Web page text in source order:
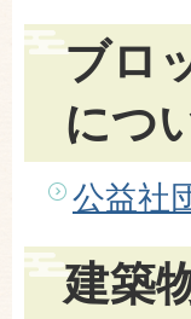
ブロ
につ
公益社
建築